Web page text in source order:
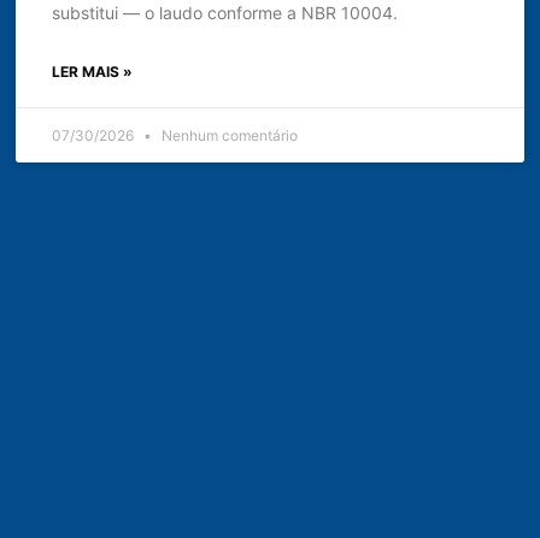
substitui — o laudo conforme a NBR 10004.
LER MAIS »
07/30/2026 Nenhum comentário